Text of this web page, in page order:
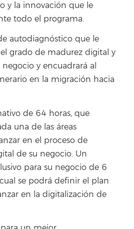
y la innovación que le
todo el programa.
autodiagnóstico que le
grado de madurez digital y
y encuadrará al
en la migración hacia
de 64 horas, que
una de las áreas
en el proceso de
de su negocio. Un
para su negocio de 6
se podrá definir el plan
en la digitalización de